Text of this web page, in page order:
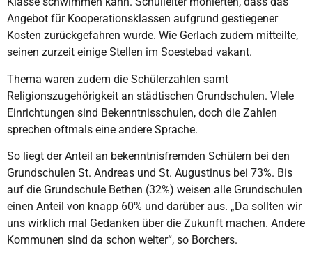
Angebot für Kooperationsklassen aufgrund gestiegener
Kosten zurückgefahren wurde. Wie Gerlach zudem mitteilte,
seinen zurzeit einige Stellen im Soestebad vakant.
Thema waren zudem die Schülerzahlen samt
Religionszugehörigkeit an städtischen Grundschulen. VIele
Einrichtungen sind Bekenntnisschulen, doch die Zahlen
sprechen oftmals eine andere Sprache.
So liegt der Anteil an bekenntnisfremden Schülern bei den
Grundschulen St. Andreas und St. Augustinus bei 73%. Bis
auf die Grundschule Bethen (32%) weisen alle Grundschulen
einen Anteil von knapp 60% und darüber aus. „Da sollten wir
uns wirklich mal Gedanken über die Zukunft machen. Andere
Kommunen sind da schon weiter“, so Borchers.